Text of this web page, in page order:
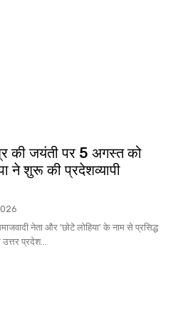
की जयंती पर 5 अगस्त को
ने शुरू की प्रदेशव्यापी
नेता और 'छोटे लोहिया' के नाम से प्रसिद्ध
प्रदेश...